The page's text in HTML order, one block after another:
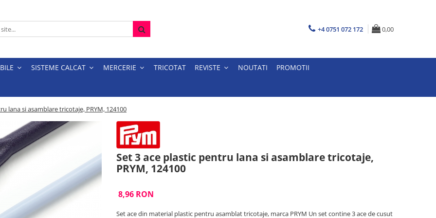
+4 0751 072 172 0,00
SISTEME CALCAT MERCERIE TRICOTAT REVISTE NOUTATI PROMOTII
lana si asamblare tricotaje, PRYM, 124100
Set 3 ace plastic pentru lana si asamblare tricotaje,
PRYM, 124100
8,96 RON
Set ace din material plastic pentru asamblat tricotaje, marca PRYM Un set contine 3 ace de cusut